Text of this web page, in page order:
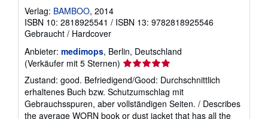
t
Verlag: BAMBOO, 2014
ISBN 10: 2818925541 / ISBN 13: 9782818925546
Gebraucht / Hardcover
Anbieter: medimops, Berlin, Deutschland
(Verkäufer mit 5 Sternen) Verkäuferbewertung
von
5
Sternen
Zustand: good. Befriedigend/Good: Durchschnittlich
erhaltenes Buch bzw. Schutzumschlag mit
Gebrauchsspuren, aber vollständigen Seiten. / Describes
the average WORN book or dust jacket that has all the